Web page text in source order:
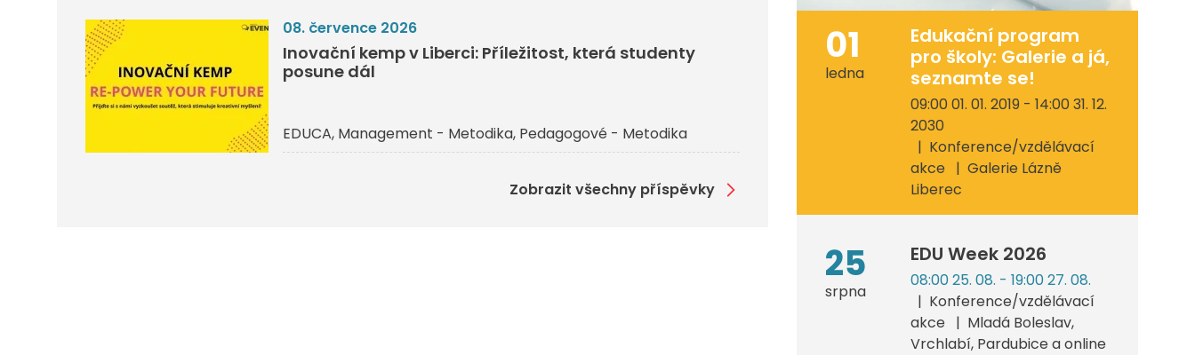
08. července 2026
Inovační kemp v Liberci: Příležitost, která studenty
posune dál
EDUCA Management - Metodika Pedagogové - Metodika
Zobrazit všechny příspěvky
01
ledna
Edukační program
pro školy: Galerie a já,
seznamte se!
09:00 01. 01. 2019 - 14:00 31. 12.
2030
Konference/vzdělávací
akce
Galerie Lázně
Liberec
25
srpna
EDU Week 2026
08:00 25. 08. - 19:00 27. 08.
Konference/vzdělávací
akce
Mladá Boleslav,
Vrchlabí, Pardubice a online